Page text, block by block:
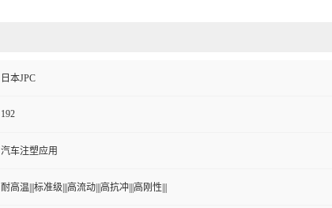
日本JPC
192
汽车注塑应用
耐高温|||标准级|||高流动|||高抗冲|||高刚性|||